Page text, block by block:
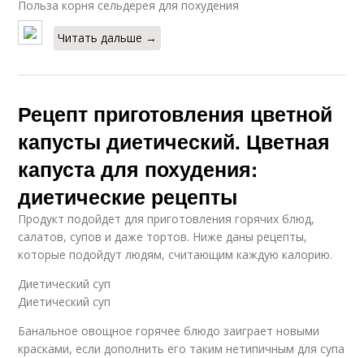
Польза корня сельдерея для похудения
Читать дальше →
Рецепт приготовления цветной
капусты диетический. Цветная
капуста для похудения:
диетические рецепты
Продукт подойдет для приготовления горячих блюд,
салатов, супов и даже тортов. Ниже даны рецепты,
которые подойдут людям, считающим каждую калорию.
Диетический суп
Диетический суп
Банальное овощное горячее блюдо заиграет новыми
красками, если дополнить его таким нетипичным для супа